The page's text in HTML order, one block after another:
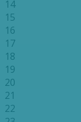
14
15
16
17
18
19
20
21
22